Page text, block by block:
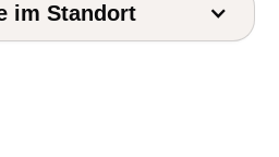
im Standort